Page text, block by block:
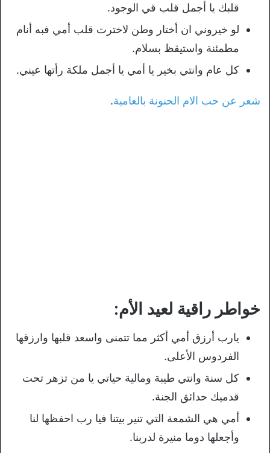
قلبك يا أجمل قلب قي الوجود.
لو خيروني ان أختار وطن لاخترت قلب أمي فبه أنام
مطمئنة واستيقظ بسلام.
كل عام وانتي بخير يا أمي يا أجمل ملكة رأتها عيني.
شعر عن حب الام الحنونة بالعامية.
خواطر راقية لعيد الأم:
يارب أرزق أمي أكثر مما تتمنى واسعد قلبها وارزقها
الفردوس الأعلى.
كل سنة وانتي طيبة ومالية حياتي يا من تزهر تحت
قدميك حدائق الجنة.
أمي هي الشمعة التي تنير بيتنا فيا رب احفظها لنا
وأجعلها دوما منيرة لدربنا.